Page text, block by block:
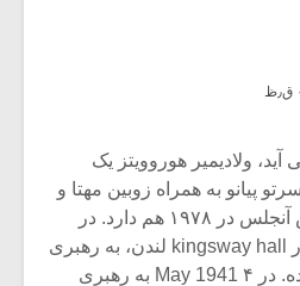
ولادیمیر هوروویتز یک
پیانو به همراه زوبین مهتا و
ارکستر فیلارمونیک لوس آنجلس در ۱۹۷۸ هم دارد. در
ضمن او در سال ۱۹۳۰ در kingsway hall لندن، به رهبری
Albert Coates اجرا نموده. در ۴ May 1941 به رهبری